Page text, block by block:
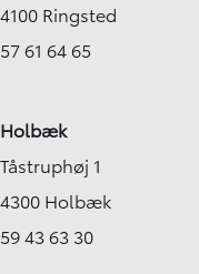
4100 Ringsted
57 61 64 65
Holbæk
Tåstruphøj 1
4300 Holbæk
59 43 63 30